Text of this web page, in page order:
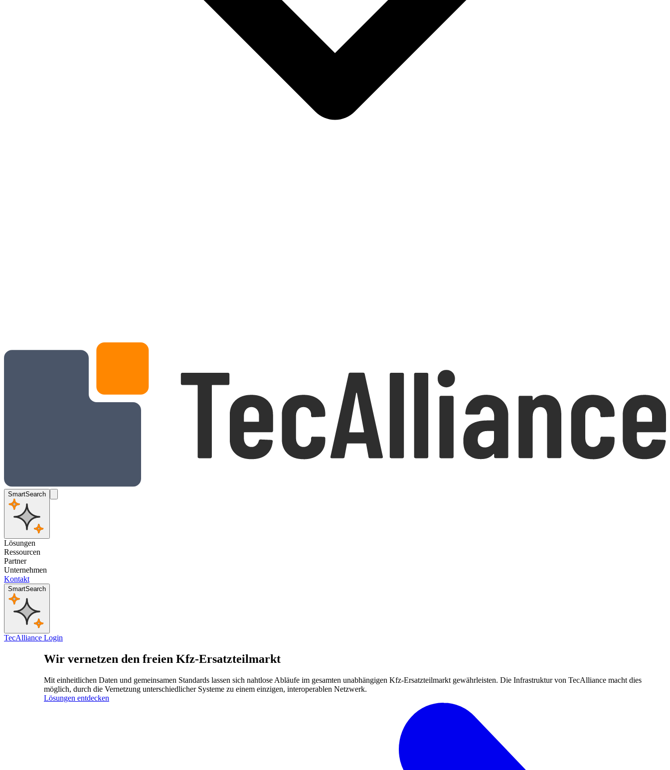
SmartSearch
Lösungen
Ressourcen
Partner
Unternehmen
Kontakt
SmartSearch
TecAlliance Login
Wir vernetzen den freien Kfz-Ersatzteilmarkt
Mit einheitlichen Daten und gemeinsamen Standards lassen sich nahtlose Abläufe im gesamten unabhängigen Kfz-Ersatzteilmarkt gewährleisten. Die Infrastruktur von TecAlliance macht dies
möglich, durch die Vernetzung unterschiedlicher Systeme zu einem einzigen, interoperablen Netzwerk.
Lösungen entdecken